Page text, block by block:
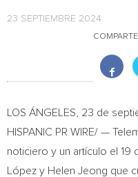
23 SEPTIEMBRE 2024
LOS ÁNGELES 23 de
HISPANIC PR WIRE/ —
noticiero y un artículo el
López y Helen Jeong que